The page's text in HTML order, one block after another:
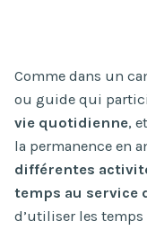
Comme dans un
ou guide qui
vie quotidienne,
la permanence en
différentes
temps au service
d’utiliser les